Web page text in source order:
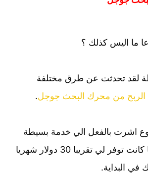
ما اليس كذلك ؟
لقد تحدثت عن طرق مختلفة
من محرك البحث جوجل.
اشرت بالفعل الي خدمة بسيطة
قمت بتقديمها لها كانت توفر لي تقريبا 30 دولار شهريا
البداية.